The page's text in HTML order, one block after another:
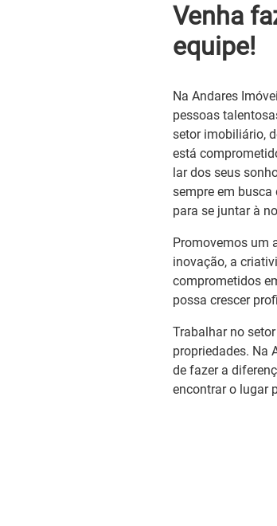
Venha
equipe!
Na Andares
pessoas
setor imobiliário,
está
lar dos seus
sempre em
para se juntar à
Promovemos um
inovação, a
comprometidos
possa crescer
Trabalhar no
propriedades. Na
de fazer a
encontrar o lugar